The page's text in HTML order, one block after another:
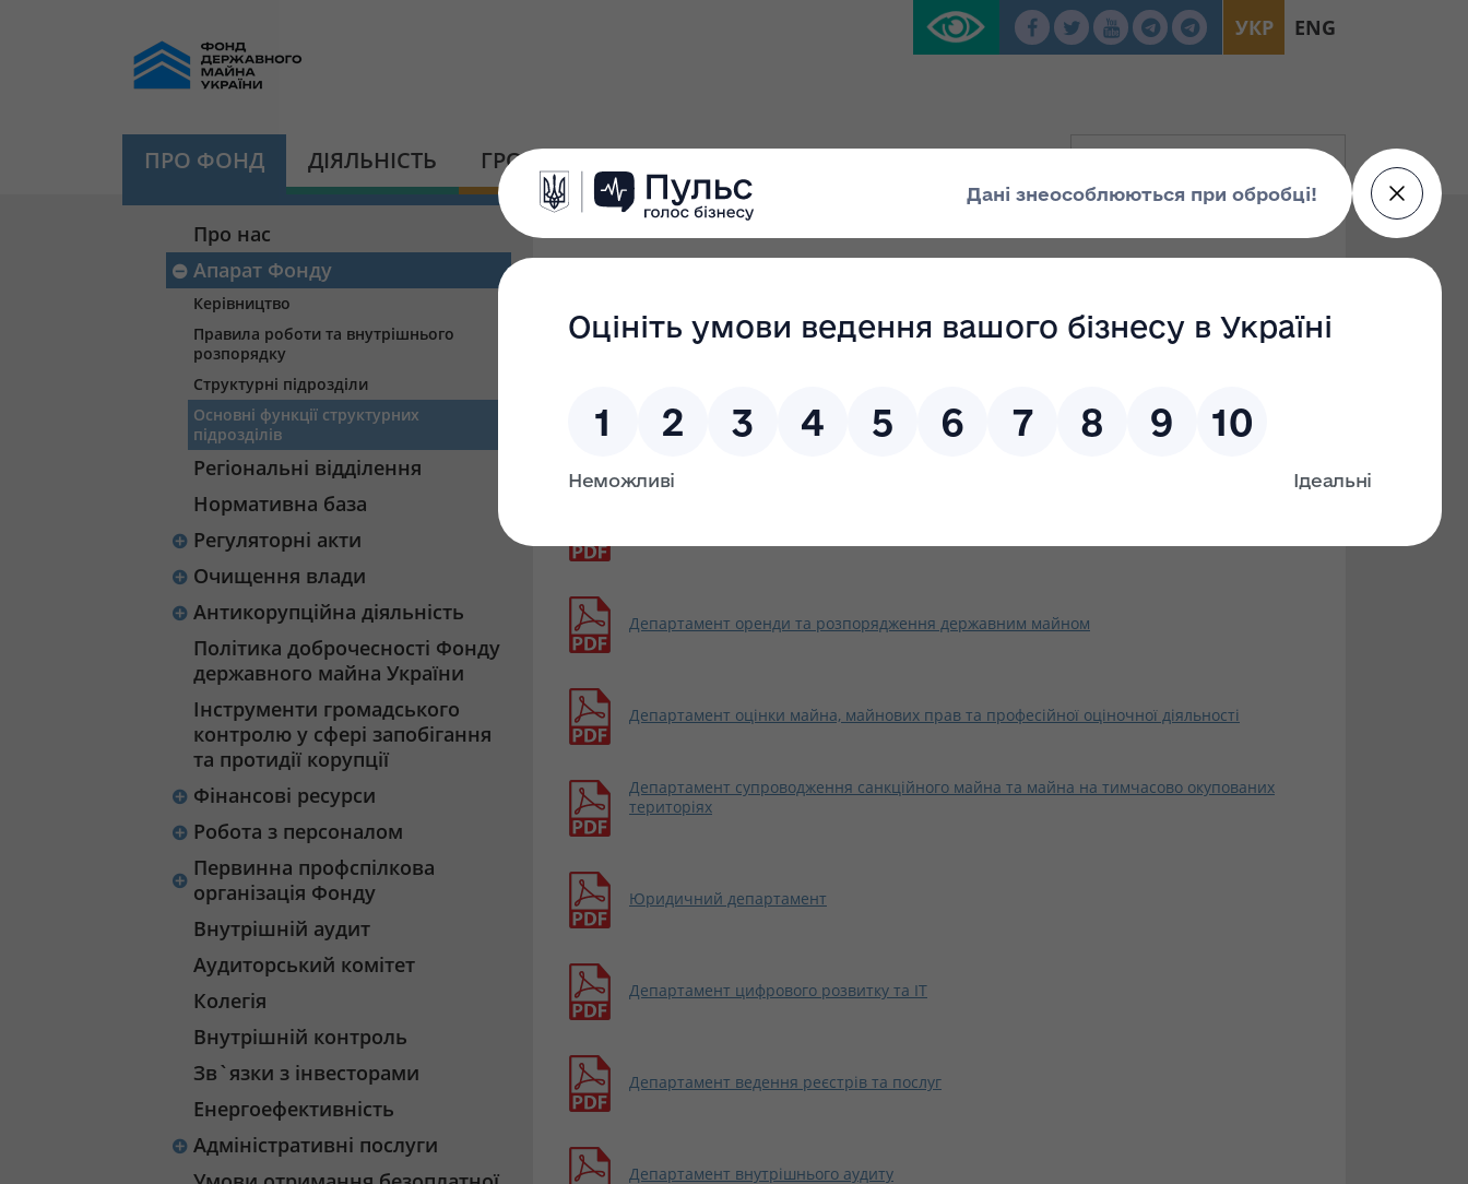
УКР ENG
ПРО ФОНД ДІЯЛЬНІСТЬ ГРОМАДСЬКА ПЛАТФОРМА
Про нас
Апарат Фонду
Керівництво
Правила роботи та внутрішнього
розпорядку
Структурні підрозділи
Основні функції структурних
підрозділів
Регіональні відділення
Нормативна база
Регуляторні акти
Очищення влади
Антикорупційна діяльність
Політика доброчесності Фонду
державного майна України
Інструменти громадського
контролю у сфері запобігання
та протидії корупції
Фінансові ресурси
Робота з персоналом
Первинна профспілкова
організація Фонду
Внутрішній аудит
Аудиторський комітет
Колегія
Внутрішній контроль
Зв`язки з інвесторами
Енергоефективність
Адміністративні послуги
Основні функції структурних підрозділів
Департамент управління приватизацією
Департамент корпоративних фінансів
Департамент оренди та розпорядження державним майном
Департамент оцінки майна, майнових прав та професійної оціночної діяльності
Департамент супроводження санкційного майна та майна на тимчасово окупованих
територіях
Юридичний департамент
Департамент цифрового розвитку та ІТ
Департамент ведення реєстрів та послуг
Департамент внутрішнього аудиту